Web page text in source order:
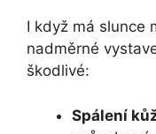
I když má slunce
nadměrné
škodlivé:
Spálení